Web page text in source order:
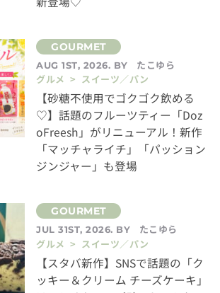
AUG 1ST, 2026. BY
たこゆら
グルメ > スイーツ／パン
【砂糖不使用でゴクゴク飲める
♡】話題のフルーツティー「Doz
oFreesh」がリニューアル！新作
「マッチャライチ」「パッション
ジンジャー」も登場
JUL 31ST, 2026. BY
たこゆら
グルメ > スイーツ／パン
【スタバ新作】SNSで話題の「ク
ッキー＆クリーム チーズケーキ」